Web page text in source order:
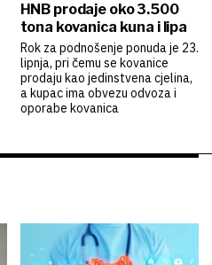
HNB prodaje oko 3.500
tona kovanica kuna i lipa
Rok za podnošenje ponuda je 23.
lipnja, pri čemu se kovanice
prodaju kao jedinstvena cjelina,
a kupac ima obvezu odvoza i
oporabe kovanica